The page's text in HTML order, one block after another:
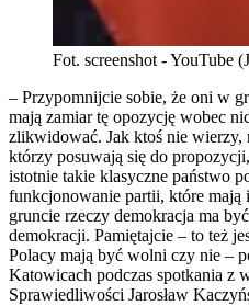
Fot. screenshot - YouTube
– Przypomnijcie sobie, że oni w
mają zamiar tę opozycję wobec
zlikwidować. Jak ktoś nie wierzy,
którzy posuwają się do
istotnie takie klasyczne państwo
funkcjonowanie partii, które
gruncie rzeczy demokracja ma
demokracji. Pamiętajcie – to też
Polacy mają być wolni czy nie –
Katowicach podczas spotkania z
Sprawiedliwości Jarosław